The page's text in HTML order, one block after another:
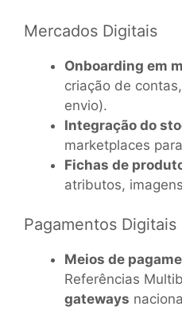
Mercados Digitais
Onboarding em
criação de
envio).
Integração do
marketplaces
Fichas de
atributos,
Pagamentos Digitais
Meios de
Referências
gateways